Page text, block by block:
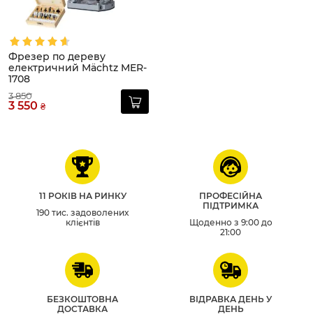
Фрезер по дереву
електричний Mächtz MER-
1708
3 850
3 550 ₴
11 РОКІВ НА РИНКУ
190 тис. задоволених
клієнтів
ПРОФЕСІЙНА
ПІДТРИМКА
Щоденно з 9:00 до
21:00
БЕЗКОШТОВНА
ДОСТАВКА
ВІДРАВКА ДЕНЬ У
ДЕНЬ